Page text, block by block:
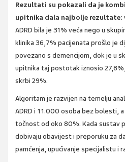
Rezultati su pokazali da je
upitnika dala najbolje rezultate:
ADRD bila je 31% veća nego u
klinika 36,7% pacijenata prošlo je
povezano s demencijom, dok je u
upitnika taj postotak iznosio
skrbi 29%.
Algoritam je razvijen na temelju
ADRD i 11.000 osoba bez bolesti,
točnost od oko 80%. Kada sustav
dobivaju obavijest i preporuku za
pamćenja, upućivanje specijalistu i